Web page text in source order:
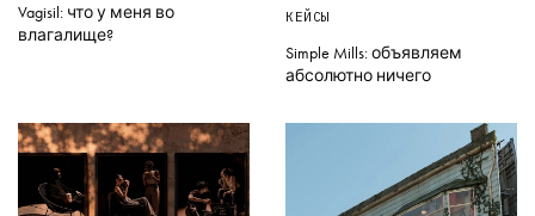
Vagisil: что у меня во
влагалище?
КЕЙСЫ
Simple Mills: объявляем
абсолютно ничего